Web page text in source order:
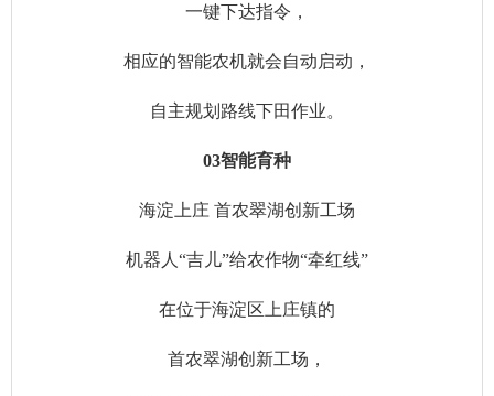
一键下达指令，
相应的智能农机就会自动启动，
自主规划路线下田作业。
03智能育种
海淀上庄 首农翠湖创新工场
机器人“吉儿”给农作物“牵红线”
在位于海淀区上庄镇的
首农翠湖创新工场，